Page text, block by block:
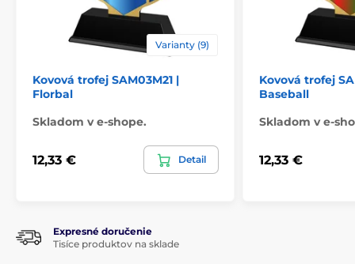
Varianty (9)
Kovová trofej SAM03M21 |
Florbal
Skladom v e-shope.
12,33 € Detail
Kovová trofej
Baseball
Skladom v e-
12,33 €
Expresné doručenie
Tisíce produktov na sklade